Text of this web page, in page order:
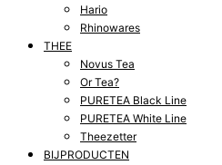
Hario
Rhinowares
THEE
Novus Tea
Or Tea?
PURETEA Black Line
PURETEA White Line
Theezetter
BIJPRODUCTEN